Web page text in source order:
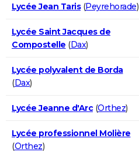
Lycée Jean Taris(Peyrehorade)
Lycée Saint Jacques de
Compostelle (Dax)
Lycée polyvalent de Borda
(Dax)
Lycée Jeanne d'Arc(Orthez)
Lycée professionnel Molière
(Orthez)